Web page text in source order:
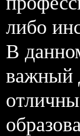
либо
В
важный